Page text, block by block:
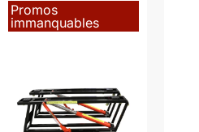
Promos
immanquables